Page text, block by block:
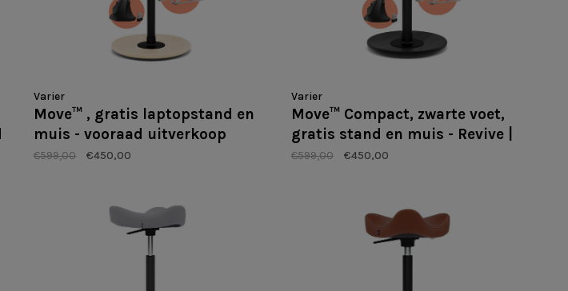
Varier
Move™ , gratis laptopstand en
muis - vooraad uitverkoop
€599,00 €450,00
Varier
Move™ Compact, zwarte voet,
gratis stand en muis - Revive |
Voorraaduitverkoop
€599,00 €450,00